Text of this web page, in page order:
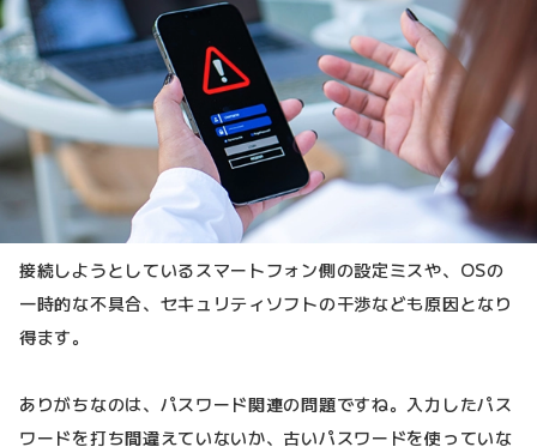
接続しようとしているスマートフォン側の設定ミスや、OSの
一時的な不具合、セキュリティソフトの干渉なども原因となり
得ます。
ありがちなのは、パスワード関連の問題ですね。入力したパス
ワードを打ち間違えていないか、古いパスワードを使っていな